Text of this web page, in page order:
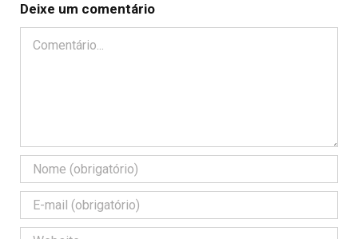
Deixe um comentário
Comentário